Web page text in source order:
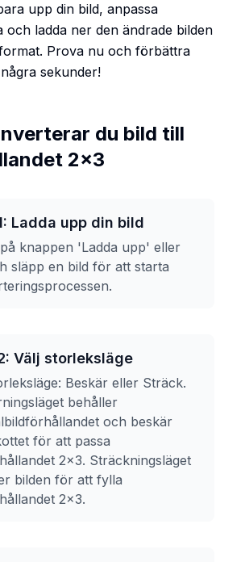
upp din bild, anpassa
och ladda ner den ändrade bilden
Prova nu och förbättra
sekunder!
du bild till
2x3
Ladda upp din bild
knappen 'Ladda upp' eller
släpp en bild för att starta
Välj storleksläge
Beskär eller Sträck.
behåller
och beskär
för att passa
2x3. Sträckningsläget
bilden för att fylla
2x3.